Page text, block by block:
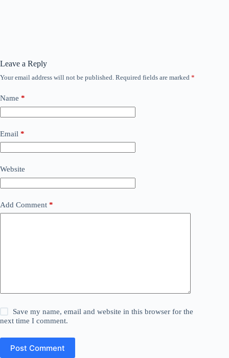
Leave a Reply
Your email address will not be published. Required fields are marked *
Name *
Email *
Website
Add Comment *
Save my name, email and website in this browser for the
next time I comment.
Post Comment